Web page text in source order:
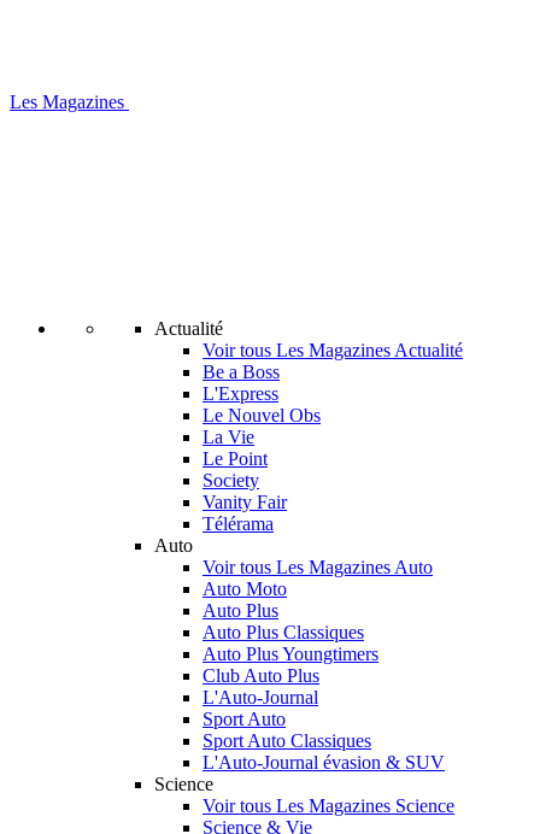
Les Magazines
Actualité
Voir tous Les Magazines Actualité
Be a Boss
L'Express
Le Nouvel Obs
La Vie
Le Point
Society
Vanity Fair
Télérama
Auto
Voir tous Les Magazines Auto
Auto Moto
Auto Plus
Auto Plus Classiques
Auto Plus Youngtimers
Club Auto Plus
L'Auto-Journal
Sport Auto
Sport Auto Classiques
L'Auto-Journal évasion & SUV
Science
Voir tous Les Magazines Science
Science & Vie